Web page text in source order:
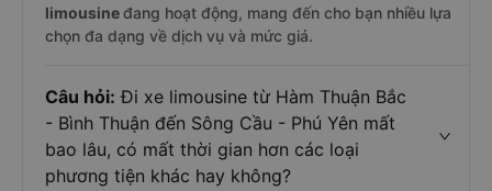
limousineđang hoạt động, mang đến cho bạn nhiều lựa
chọn đa dạng về dịch vụ và mức giá.
Câu hỏi: Đi xe limousine từ Hàm Thuận Bắc
- Bình Thuận đến Sông Cầu - Phú Yên mất
bao lâu, có mất thời gian hơn các loại
phương tiện khác hay không?